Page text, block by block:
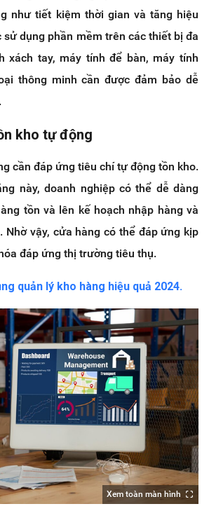
như tiết kiệm thời gian và tăng hiệu
sử dụng phần mềm trên các thiết bị đa
xách tay, máy tính để bàn, máy tính
thông minh cần được đảm bảo dễ
kho tự động
cần đáp ứng tiêu chí tự động tồn kho.
này, doanh nghiệp có thể dễ dàng
tồn và lên kế hoạch nhập hàng và
Nhờ vậy, cửa hàng có thể đáp ứng kịp
đáp ứng thị trường tiêu thụ.
quản lý kho hàng hiệu quả 2024.
Xem toàn màn hình